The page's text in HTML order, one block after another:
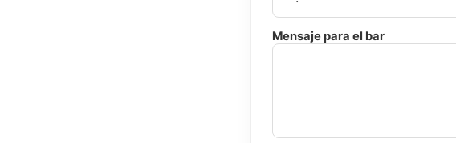
Mensaje para el bar